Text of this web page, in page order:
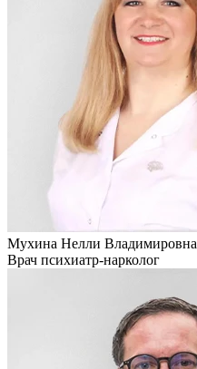
Мухина Нелли Владимировна
Врач психиатр-нарколог